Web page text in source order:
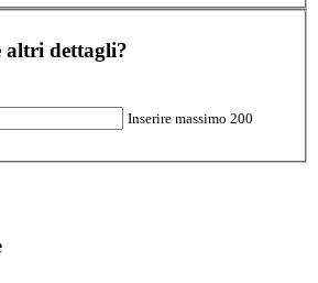
altri dettagli?
Inserire massimo 200